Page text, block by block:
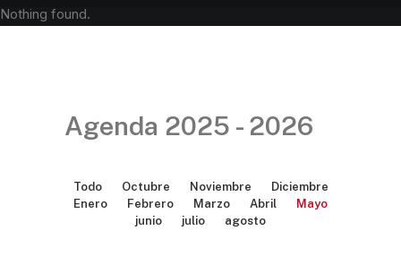
Nothing found.
Agenda 2025 - 2026
Todo Octubre Noviembre
Diciembre
Enero
Febrero Marzo Abril
Mayo
junio
julio agosto